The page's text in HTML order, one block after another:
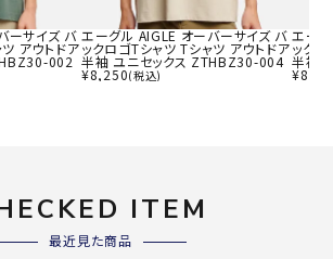
ーサイズ バ
アウトドア
002
エーグル AIGLE オーバーサイズ バ
ックロゴTシャツ Tシャツ アウトドア
半袖 ユニセックス ZTHBZ30-004
¥8,250(税込)
エー
ック
半袖
¥
ITEM
最近見た商品